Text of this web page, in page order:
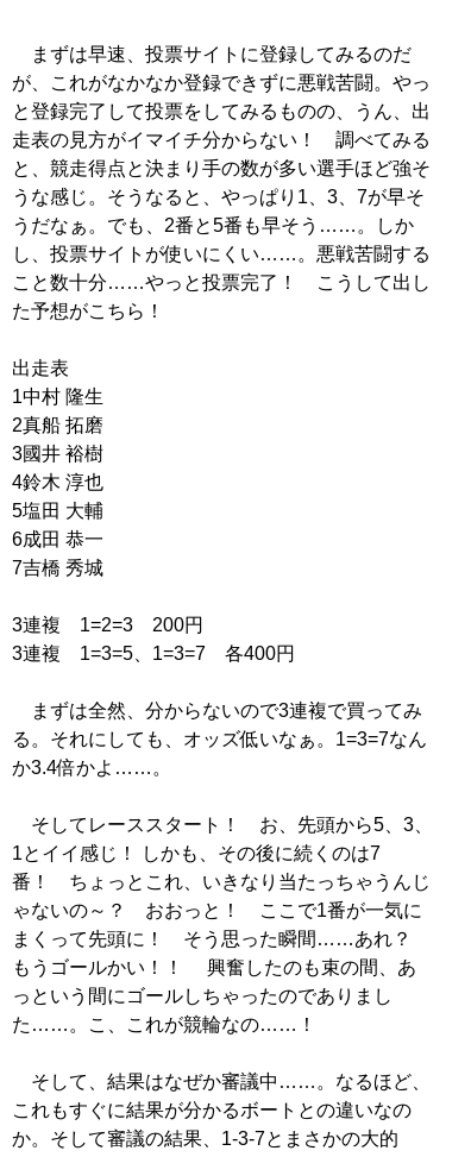
まずは早速、投票サイトに登録してみるのだ
が、これがなかなか登録できずに悪戦苦闘。やっ
と登録完了して投票をしてみるものの、うん、出
走表の見方がイマイチ分からない！ 調べてみる
と、競走得点と決まり手の数が多い選手ほど強そ
うな感じ。そうなると、やっぱり1、3、7が早そ
うだなぁ。でも、2番と5番も早そう……。しか
し、投票サイトが使いにくい……。悪戦苦闘する
こと数十分……やっと投票完了！ こうして出し
た予想がこちら！
出走表
1中村 隆生
2真船 拓磨
3國井 裕樹
4鈴木 淳也
5塩田 大輔
6成田 恭一
7吉橋 秀城
3連複 1=2=3 200円
3連複 1=3=5、1=3=7 各400円
まずは全然、分からないので3連複で買ってみ
る。それにしても、オッズ低いなぁ。1=3=7なん
か3.4倍かよ……。
そしてレーススタート！ お、先頭から5、3、
1とイイ感じ！ しかも、その後に続くのは7
番！ ちょっとこれ、いきなり当たっちゃうんじ
ゃないの～？ おおっと！ ここで1番が一気に
まくって先頭に！ そう思った瞬間……あれ？
もうゴールかい！！ 興奮したのも束の間、あ
っという間にゴールしちゃったのでありまし
た……。こ、これが競輪なの……！
そして、結果はなぜか審議中……。なるほど、
これもすぐに結果が分かるボートとの違いなの
か。そして審議の結果、1-3-7とまさかの大的